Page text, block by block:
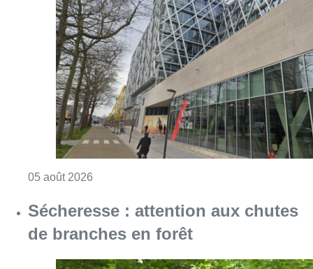
05 août 2026
Sécheresse : attention aux chutes
de branches en forêt